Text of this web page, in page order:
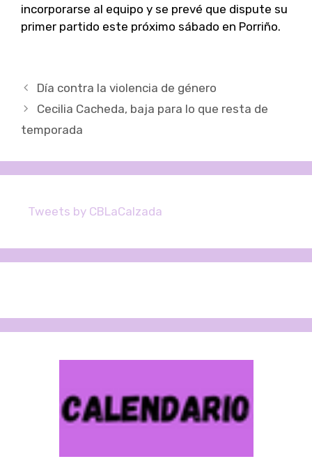
incorporarse al equipo y se prevé que dispute su
primer partido este próximo sábado en Porriño.
Navegación
de
Día contra la violencia de género
Cecilia Cacheda, baja para lo que resta de
temporada
Tweets by CBLaCalzada